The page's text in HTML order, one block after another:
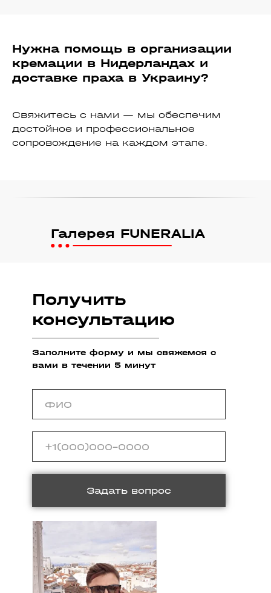
Нужна помощь в организации
кремации в Нидерландах и
доставке праха в Украину?
Свяжитесь с нами — мы обеспечим
достойное и профессиональное
сопровождение на каждом этапе.
Галерея FUNERALIA
Заполните форму и мы свяжемся с
вами в течении 5 минут
Получить
консультацию
Задать вопрос